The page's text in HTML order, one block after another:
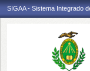
SIGAA - Sistema Integrado